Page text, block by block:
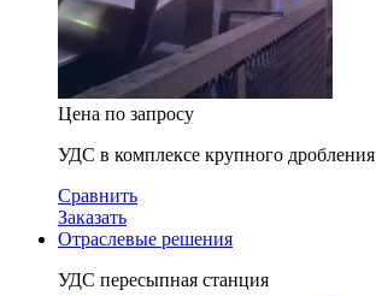
Цена по запросу
УДС в комплексе крупного дробления
Сравнить
Заказать
Отраслевые решения
УДС пересыпная станция